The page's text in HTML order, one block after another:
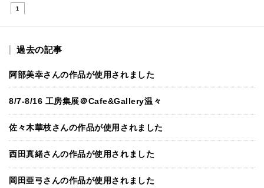
1
過去の記事
阿部美幸さんの作品が使用されました
8/7-8/16 工房集展＠Cafe&Gallery温々
佐々木華枝さんの作品が使用されました
西田真緒さんの作品が使用されました
岡田亜弓さんの作品が使用されました